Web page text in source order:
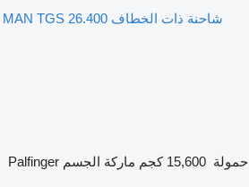
شاحنة ذات الخطاف MAN TGS 26.400
حمولة 15,600 كجم ماركة الجسم Palfinger